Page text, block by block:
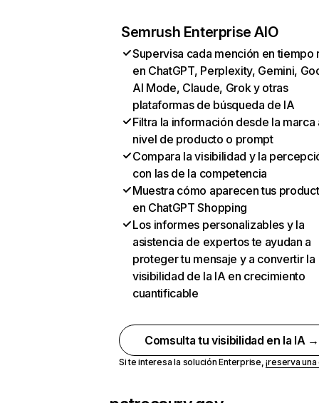
Semrush Enterprise AIO
Supervisa cada mención en tiempo
en ChatGPT, Perplexity, Gemini,
AI Mode, Claude, Grok y otras
plataformas de búsqueda de IA
Filtra la información desde la marca
nivel de producto o prompt
Compara la visibilidad y la
con las de la competencia
Muestra cómo aparecen tus
en ChatGPT Shopping
Los informes personalizables y la
asistencia de expertos te ayudan a
proteger tu mensaje y a convertir la
visibilidad de la IA en crecimiento
cuantificable
Comsulta tu visibilidad en la IA →
Si te interesa la solución Enterprise,¡reserva